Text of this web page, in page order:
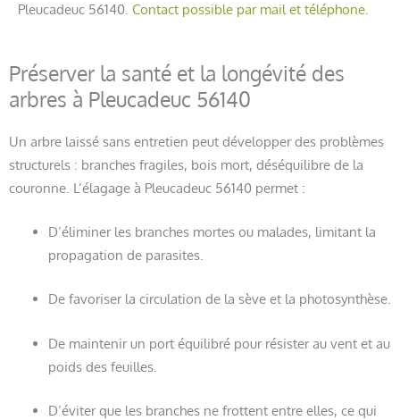
Pleucadeuc 56140. Contact possible par mail et téléphone.
Préserver la santé et la longévité des
arbres à Pleucadeuc 56140
Un arbre laissé sans entretien peut développer des problèmes
structurels : branches fragiles, bois mort, déséquilibre de la
couronne. L’élagage à Pleucadeuc 56140 permet :
D’éliminer les branches mortes ou malades, limitant la
propagation de parasites.
De favoriser la circulation de la sève et la photosynthèse.
De maintenir un port équilibré pour résister au vent et au
poids des feuilles.
D’éviter que les branches ne frottent entre elles, ce qui